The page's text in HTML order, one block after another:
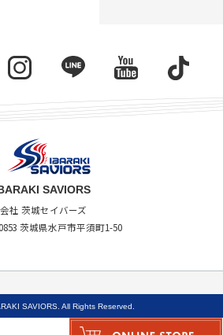
SAVIORS
社 茨城セイバーズ
茨城県水戸市平須町1-50
SAVIORS. All Rights Reserved.